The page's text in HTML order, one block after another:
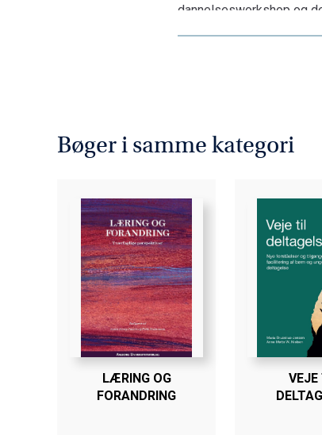
dannelsesworkshop og
Bogen henvender sig
Bøger i samme kategori
LÆRING OG
FORANDRING
VEJE